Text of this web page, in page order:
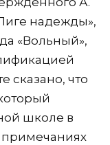
надежды»,
«Вольный»,
сказано, что
школе в
примечаниях